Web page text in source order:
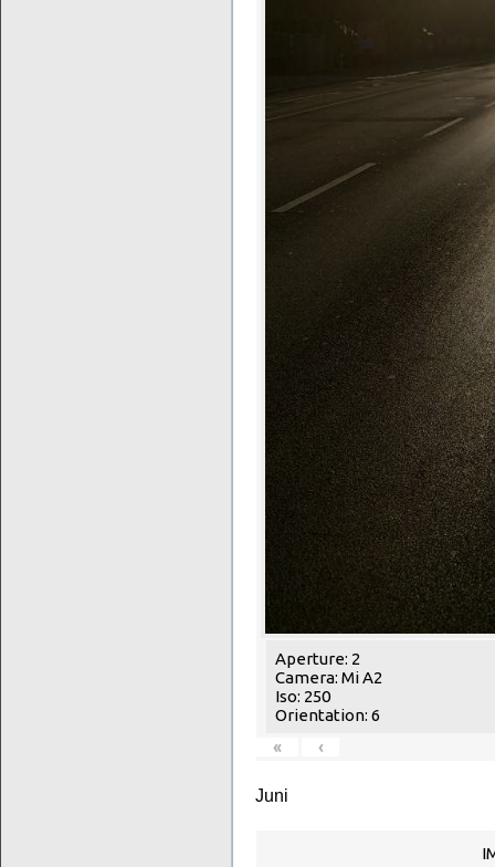
Aperture: 2
Camera: Mi A2
Iso: 250
Orientation: 6
«
‹
Juni